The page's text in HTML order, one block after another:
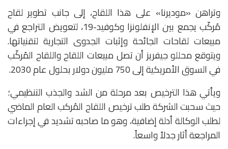
وتراهن «موديرنا» على هذا اللقاح، إلى جانب تطوير لقاح
مُركّب يجمع بين الإنفلونزا وكوفيد-19، لتعويض التراجع في
مبيعات لقاحات الجائحة وإثبات الجدوى التجارية لتقنياتها.
ويتوقع محللو جيفريز أن تصل مبيعات اللقاح واللقاح المُركّب
في السوق الأمريكية إلى 750 مليون دولار بحلول عام 2030.
ويأتي هذا الترخيص بعد مرحلة من الشد والجذب التنظيمي؛
حيث سحبت الشركة طلب ترخيص اللقاح المُركب العام الماضي
لطلب الوكالة أدلة إضافية، وهو ما صاحبه تشديد في إجراءات
المراجعة أثار جدلاً واسعاً.